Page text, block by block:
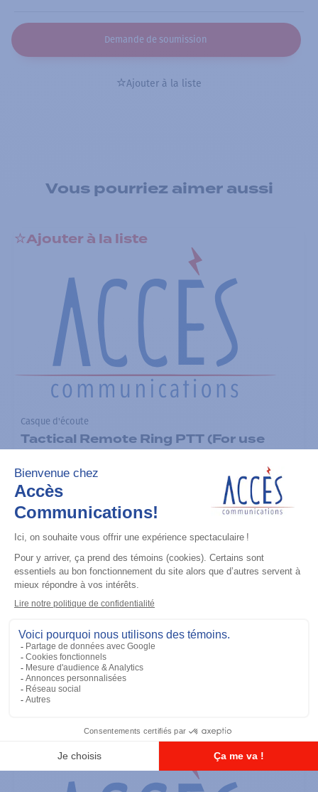
Demande de soumission
Ajouter à la liste
Vous pourriez aimer aussi
Ajouter à la liste
Casque d'écoute
Tactical Remote Ring PTT (For use
with interface module PMLN6827)
Ajouter à la liste
Casque d'écoute
Tactical Remote Body PTT (For use
with interface module PMLN6827)